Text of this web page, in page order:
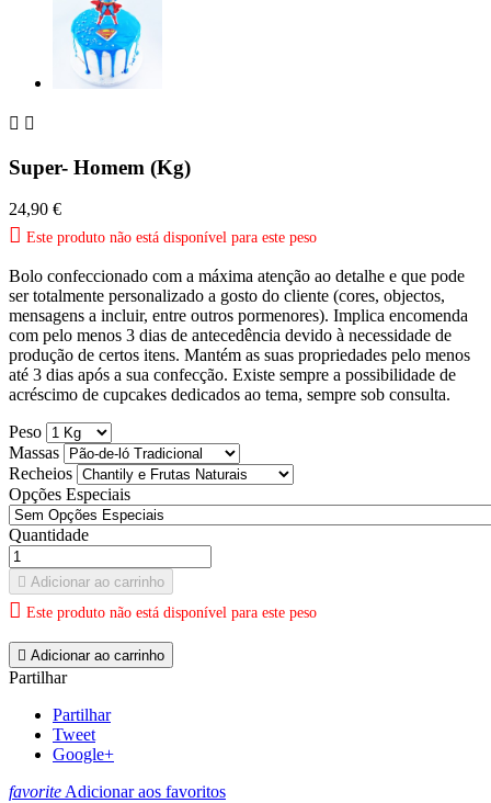
 
Super- Homem (Kg)
24,90 €
 Este produto não está disponível para este peso
Bolo confeccionado com a máxima atenção ao detalhe e que pode
ser totalmente personalizado a gosto do cliente (cores, objectos,
mensagens a incluir, entre outros pormenores). Implica encomenda
com pelo menos 3 dias de antecedência devido à necessidade de
produção de certos itens. Mantém as suas propriedades pelo menos
até 3 dias após a sua confecção. Existe sempre a possibilidade de
acréscimo de cupcakes dedicados ao tema, sempre sob consulta.
Peso
Massas
Recheios
Opções Especiais
Quantidade
 Adicionar ao carrinho
 Este produto não está disponível para este peso
 Adicionar ao carrinho
Partilhar
Partilhar
Tweet
Google+
favoriteAdicionar aos favoritos